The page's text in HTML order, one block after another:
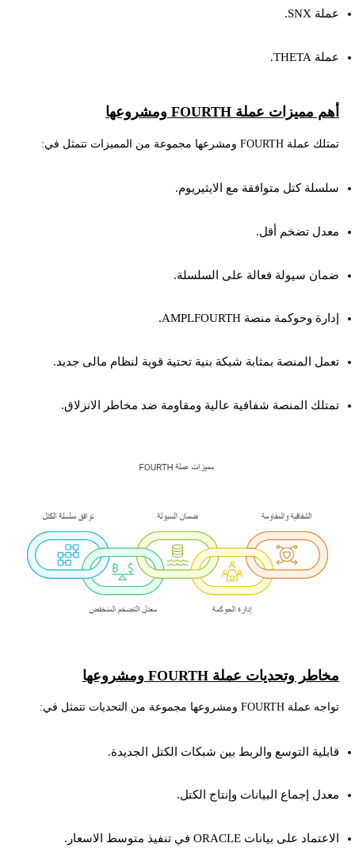
عملة SNX.
عملة THETA.
أهم مميزات عملة FOURTH ومشروعها
تمتلك عملة FOURTH ومشرعها مجموعة من المميزات تتمثل في:
سلسلة كتل متوافقة مع الايثيريوم.
معدل تضخم أقل.
ضمان سيولة فعالة على السلسلة.
إدارة وحوكمة منصة AMPLFOURTH.
تعمل المنصة بمثابة شبكة بنية تحتية قوية لنظام مالى جديد.
تمتلك المنصة شفافية عالية ومقاومة ضد مخاطر الانزلاق.
مخاطر وتحديات عملة FOURTH ومشروعها
تواجه عملة FOURTH ومشروعها مجموعة من التحديات تتمثل في:
قابلية التوسع والربط بين شبكات الكتل الجديدة.
معدل إجماع البيانات وإنتاج الكتل.
الاعتماد على بيانات ORACLE في تنفيذ متوسط الاسعار.